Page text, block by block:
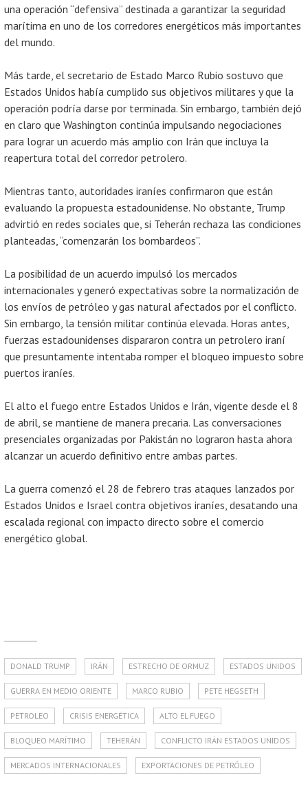
una operación “defensiva” destinada a garantizar la seguridad
marítima en uno de los corredores energéticos más importantes
del mundo.
Más tarde, el secretario de Estado Marco Rubio sostuvo que
Estados Unidos había cumplido sus objetivos militares y que la
operación podría darse por terminada. Sin embargo, también dejó
en claro que Washington continúa impulsando negociaciones
para lograr un acuerdo más amplio con Irán que incluya la
reapertura total del corredor petrolero.
Mientras tanto, autoridades iraníes confirmaron que están
evaluando la propuesta estadounidense. No obstante, Trump
advirtió en redes sociales que, si Teherán rechaza las condiciones
planteadas, “comenzarán los bombardeos”.
La posibilidad de un acuerdo impulsó los mercados
internacionales y generó expectativas sobre la normalización de
los envíos de petróleo y gas natural afectados por el conflicto.
Sin embargo, la tensión militar continúa elevada. Horas antes,
fuerzas estadounidenses dispararon contra un petrolero iraní
que presuntamente intentaba romper el bloqueo impuesto sobre
puertos iraníes.
El alto el fuego entre Estados Unidos e Irán, vigente desde el 8
de abril, se mantiene de manera precaria. Las conversaciones
presenciales organizadas por Pakistán no lograron hasta ahora
alcanzar un acuerdo definitivo entre ambas partes.
La guerra comenzó el 28 de febrero tras ataques lanzados por
Estados Unidos e Israel contra objetivos iraníes, desatando una
escalada regional con impacto directo sobre el comercio
energético global.
DONALD TRUMP IRÁN ESTRECHO DE ORMUZ ESTADOS UNIDOS
GUERRA EN MEDIO ORIENTE MARCO RUBIO PETE HEGSETH
PETROLEO CRISIS ENERGÉTICA ALTO EL FUEGO
BLOQUEO MARÍTIMO TEHERÁN CONFLICTO IRÁN ESTADOS UNIDOS
MERCADOS INTERNACIONALES EXPORTACIONES DE PETRÓLEO